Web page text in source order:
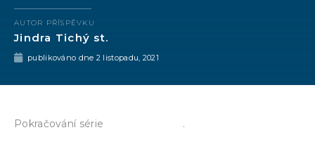
AUTOR PŘÍSPĚVKU
Jindra Tichý st.
publikováno dne 2 listopadu, 2021
Pokračování série .